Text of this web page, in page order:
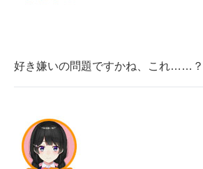
好き嫌いの問題ですかね、これ……？